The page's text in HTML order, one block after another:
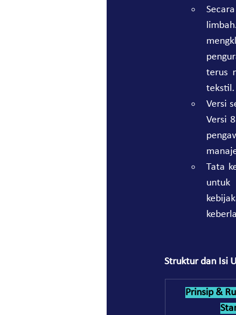
terus
tekstil.
Versi
Versi
Tata
untuk
Struktur dan Isi
Prinsip &